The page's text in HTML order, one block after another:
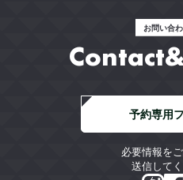
お問い合
予約専用
必要情報をご
送信してく